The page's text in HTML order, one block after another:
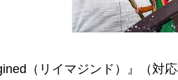
（リイマジンド）』（